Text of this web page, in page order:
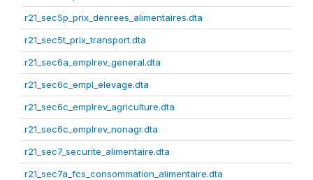
r21_sec5p_prix_denrees_alimentaires.dta
r21_sec5t_prix_transport.dta
r21_sec6a_emplrev_general.dta
r21_sec6c_empl_elevage.dta
r21_sec6c_emplrev_agriculture.dta
r21_sec6c_emplrev_nonagr.dta
r21_sec7_securite_alimentaire.dta
r21_sec7a_fcs_consommation_alimentaire.dta